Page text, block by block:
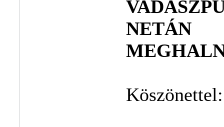
NETÁN
Köszönettel: